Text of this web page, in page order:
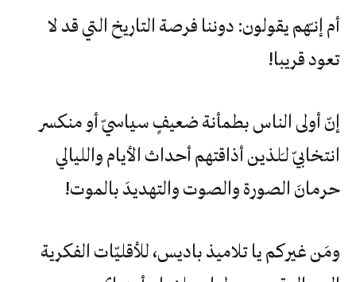
أم‮ ‬إنـّهم‮ ‬يقولون‮: ‬دوننا‮ ‬فرصة‮ ‬التاريخ‮ ‬التي‮ ‬قد‮ ‬لا‮
‬تعود‮ ‬قريبا‮!‬
إنّ‮ ‬أولى‮ ‬الناس‮ ‬بطمأنة‮ ‬ضعيفٍ‮ ‬سياسيّ‮ ‬أو‮ ‬منكسر‮
‬انتخابيّ‮ ‬لـَلذين‮ ‬أذاقتهم‮ ‬أحداث‮ ‬الأيام‮ ‬والليالي‮
‬حرمانَ‮ ‬الصورة‮ ‬والصوت‮ ‬والتهديدَ‮ ‬بالموت‮!‬
ومَن‮ ‬غيركم‮ ‬يا‮ ‬تلاميذ‮ ‬باديس،‮ ‬للأقليّات‮ ‬الفكرية‮